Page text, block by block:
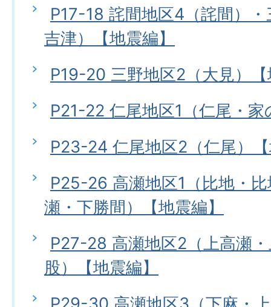
P17-18 詫間地区4（詫間）
吉津）【地震編】
P19-20 三野地区2（大見）
P21-22 仁尾地区1（仁尾・
P23-24 仁尾地区2（仁尾）
P25-26 高瀬地区1（比地・
瀬・下勝間）【地震編】
P27-28 高瀬地区2（上高瀬
股）【地震編】